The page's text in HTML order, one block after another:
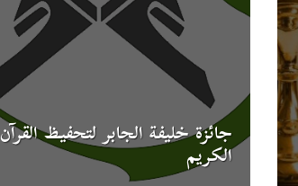
جائزة خليفة الجابر لتحفيظ القرآن
الكريم